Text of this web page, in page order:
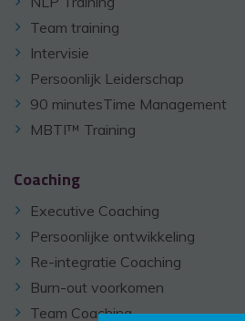
Team training
Intervisie
Persoonlijk Leiderschap
90 minutesTime Management
MBTI™ Training
Coaching
Executive Coaching
Persoonlijke ontwikkeling
Re-integratie Coaching
Burn-out voorkomen
Team Coaching